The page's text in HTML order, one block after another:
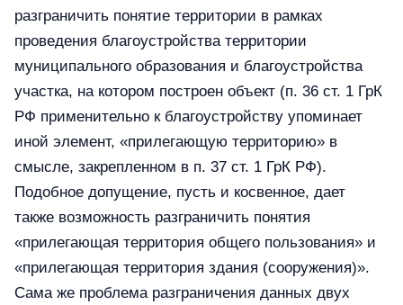
разграничить понятие территории в рамках
проведения благоустройства территории
муниципального образования и благоустройства
участка, на котором построен объект (п. 36 ст. 1 ГрК
РФ применительно к благоустройству упоминает
иной элемент, «прилегающую территорию» в
смысле, закрепленном в п. 37 ст. 1 ГрК РФ).
Подобное допущение, пусть и косвенное, дает
также возможность разграничить понятия
«прилегающая территория общего пользования» и
«прилегающая территория здания (сооружения)».
Сама же проблема разграничения данных двух